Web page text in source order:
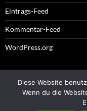
Eintrags-Feed
Kommentar-Feed
WordPress.org
Impressum
Diese Website
Wenn du die